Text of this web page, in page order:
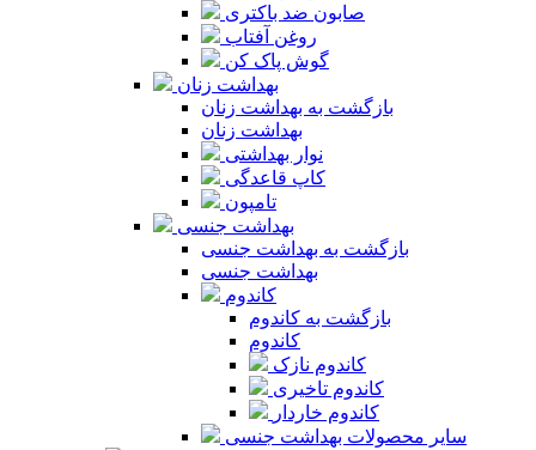
صابون ضد باکتری
روغن آفتاب
گوش پاک کن
بهداشت زنان
بازگشت به بهداشت زنان
بهداشت زنان
نوار بهداشتی
کاپ قاعدگی
تامپون
بهداشت جنسی
بازگشت به بهداشت جنسی
بهداشت جنسی
کاندوم
بازگشت به کاندوم
کاندوم
کاندوم نازک
کاندوم تاخیری
کاندوم خاردار
سایر محصولات بهداشت جنسی